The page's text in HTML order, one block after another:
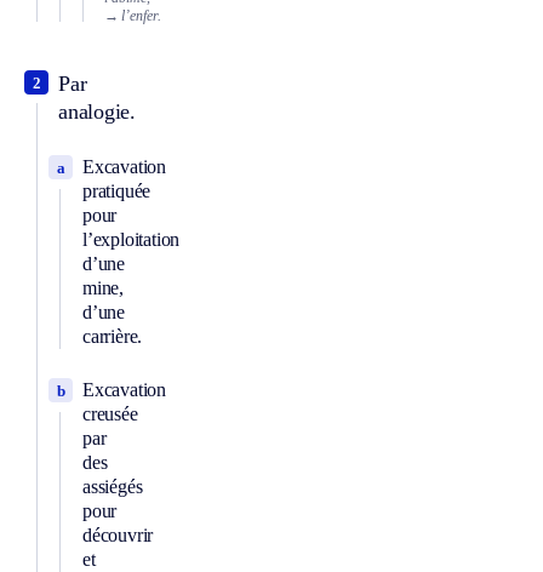
→ l’enfer.
Par
analogie.
2
Excavation
pratiquée
pour
l’exploitation
d’une
mine,
d’une
carrière.
a
Excavation
creusée
par
des
assiégés
pour
découvrir
et
b